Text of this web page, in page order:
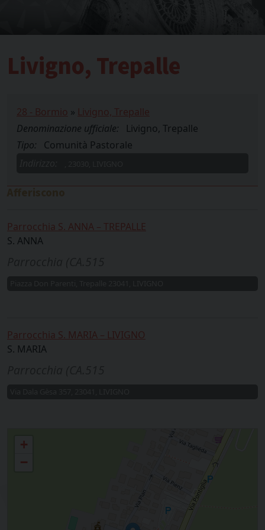
Livigno, Trepalle
28 - Bormio » Livigno, Trepalle
Denominazione ufficiale:
Livigno, Trepalle
Tipo:
Comunità Pastorale
Parrocchia S. ANNA – TREPALLE
S. ANNA
Parrocchia S. MARIA – LIVIGNO
S. MARIA
+
−